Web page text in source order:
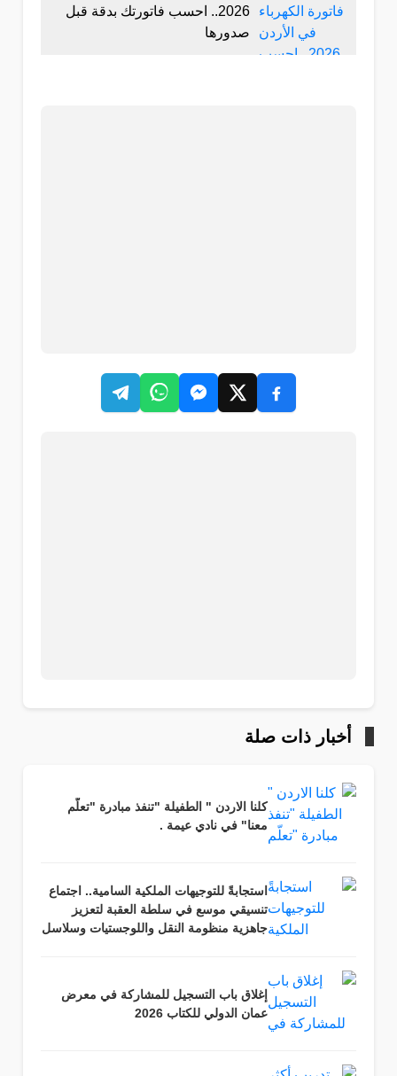
2026.. احسب فاتورتك بدقة قبل
صدورها
أخبار ذات صلة
كلنا الاردن " الطفيلة "تنفذ مبادرة "تعلّم
معنا" في نادي عيمة .
استجابةً للتوجيهات الملكية السامية.. اجتماع
تنسيقي موسع في سلطة العقبة لتعزيز
جاهزية منظومة النقل واللوجستيات وسلاسل
إغلاق باب التسجيل للمشاركة في معرض
عمان الدولي للكتاب 2026